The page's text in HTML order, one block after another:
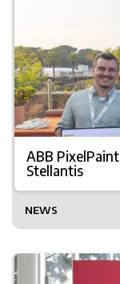
ABB
Stellantis
NEWS